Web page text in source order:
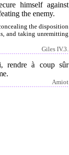
himself against
the enemy.
the disposition
and taking unremitting
Giles IV.3.
rendre à coup sûr
Amiot